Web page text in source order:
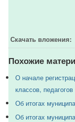
Скачать вложения:
Похожие
О начале
классов,
Об итогах
Об итогах